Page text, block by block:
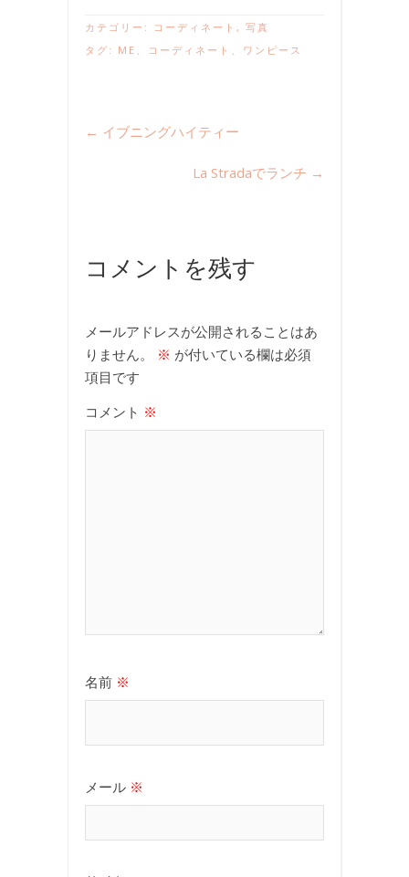
カテゴリー: コーディネート , 写真
タグ: ME コーディネート ワンピース
← イブニングハイティー
La Stradaでランチ →
コメントを残す
メールアドレスが公開されることはあ
りません。
※ が付いている欄は必須
項目です
コメント ※
名前 ※
メール ※